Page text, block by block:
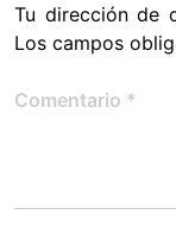
Tu dirección de
Los campos
Comentario *